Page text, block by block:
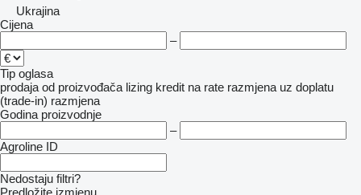
Ukrajina
Cijena
–
Tip oglasa
prodaja od proizvođača lizing kredit na rate razmjena uz doplatu
(trade-in) razmjena
Godina proizvodnje
–
Agroline ID
Nedostaju filtri?
Predložite izmjenu